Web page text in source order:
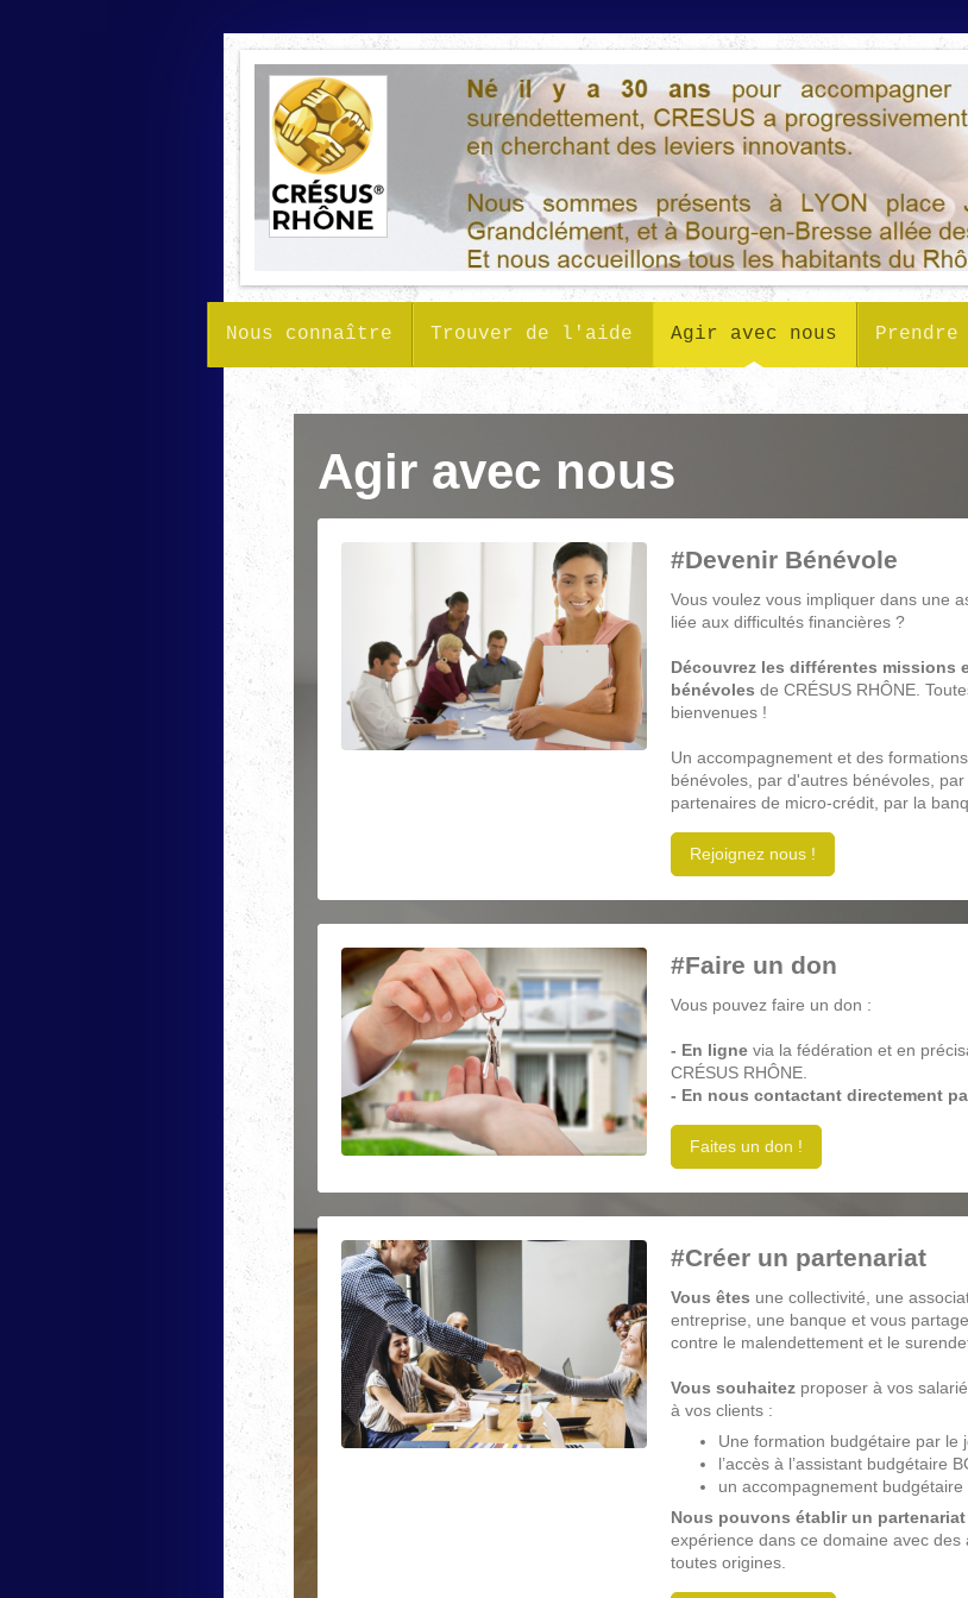
Nous connaître Trouver de l'aide Agir avec nous Prendre
Agir avec nous
#Devenir Bénévole
Vous voulez vous impliquer dans une
liée aux difficultés financières ?
Découvrez les différentes missions
bénévoles de CRÉSUS RHÔNE.
bienvenues !
Un accompagnement et des
bénévoles, par d'autres bénévoles,
partenaires de micro-crédit, par la
Rejoignez nous !
#Faire un don
Vous pouvez faire un don :
- En lignevia la fédération et en
CRÉSUS RHÔNE.
- En nous contactant directement
Faites un don !
#Créer un partenariat
Vous êtes une collectivité, une
entreprise, une banque et vous
contre le malendettement et le
Vous souhaitezproposer à vos
à vos clients :
Une formation budgétaire par le
l’accès à l’assistant budgétaire
un accompagnement budgétaire
Nous pouvons établir un
expérience dans ce domaine avec
toutes origines.